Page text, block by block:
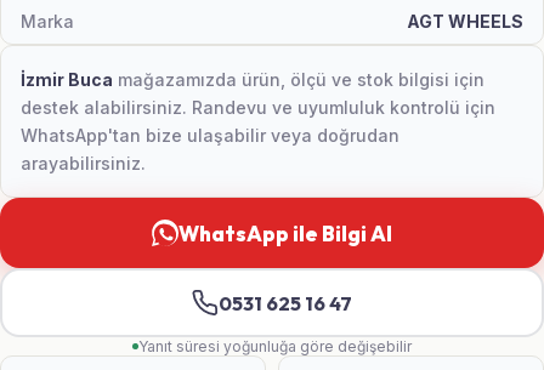
Marka AGT WHEELS
İzmir Buca mağazamızda ürün, ölçü ve stok bilgisi için
destek alabilirsiniz. Randevu ve uyumluluk kontrolü için
WhatsApp'tan bize ulaşabilir veya doğrudan
arayabilirsiniz.
WhatsApp ile Bilgi Al
0531 625 16 47
Yanıt süresi yoğunluğa göre değişebilir